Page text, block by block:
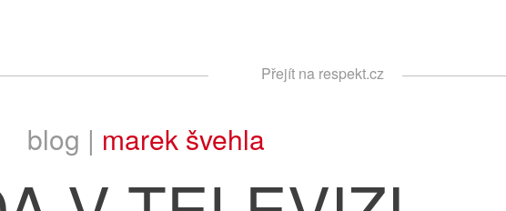
Přejít na respekt.cz
blog | marek švehla